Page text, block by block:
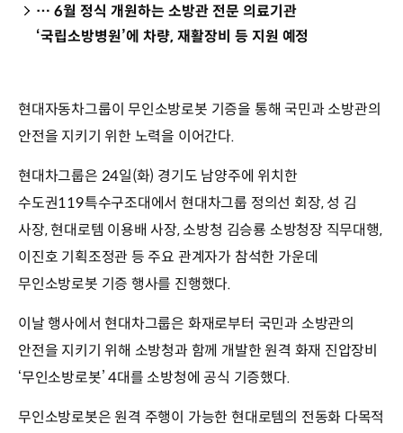
… 6월 정식 개원하는 소방관 전문 의료기관
‘국립소방병원’에 차량, 재활장비 등 지원 예정
현대자동차그룹이 무인소방로봇 기증을 통해 국민과 소방관의
안전을 지키기 위한 노력을 이어간다.
현대차그룹은 24일(화) 경기도 남양주에 위치한
수도권119특수구조대에서 현대차그룹 정의선 회장, 성 김
사장, 현대로템 이용배 사장, 소방청 김승룡 소방청장 직무대행,
이진호 기획조정관 등 주요 관계자가 참석한 가운데
무인소방로봇 기증 행사를 진행했다.
이날 행사에서 현대차그룹은 화재로부터 국민과 소방관의
안전을 지키기 위해 소방청과 함께 개발한 원격 화재 진압장비
‘무인소방로봇’ 4대를 소방청에 공식 기증했다.
무인소방로봇은 원격 주행이 가능한 현대로템의 전동화 다목적